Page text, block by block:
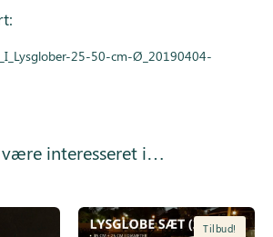
25-50-cm-Ø_20190404-
være interesseret i…
Tilbud!